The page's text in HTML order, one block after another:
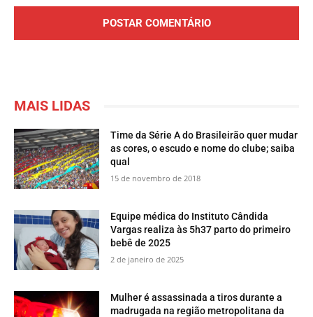
MAIS LIDAS
Time da Série A do Brasileirão quer mudar
as cores, o escudo e nome do clube; saiba
qual
15 de novembro de 2018
Equipe médica do Instituto Cândida
Vargas realiza às 5h37 parto do primeiro
bebê de 2025
2 de janeiro de 2025
Mulher é assassinada a tiros durante a
madrugada na região metropolitana da